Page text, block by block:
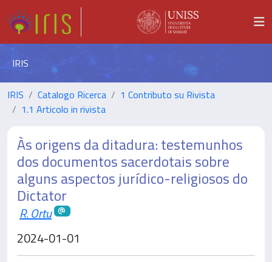
IRIS
IRIS Catalogo Ricerca
1 Contributo su Rivista
1.1 Articolo in rivista
Às origens da ditadura: testemunhos
dos documentos sacerdotais sobre
alguns aspectos jurídico-religiosos do
Dictator
R. Ortu
2024-01-01